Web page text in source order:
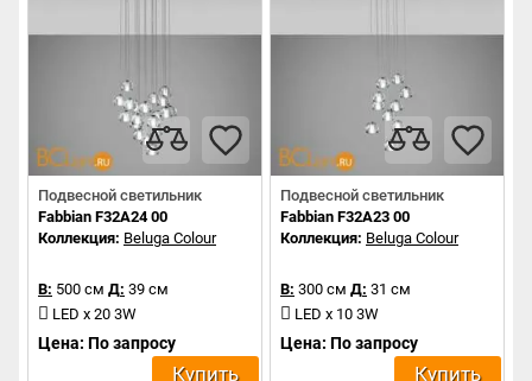
Подвесной светильник
Fabbian F32A24 00
Коллекция: Beluga Colour
В: 500 см Д: 39 см
LED x 20 3W
Цена: По запросу
Купить
Подвесной светильник
Fabbian F32A23 00
Коллекция: Beluga Colour
В: 300 см Д: 31 см
LED x 10 3W
Цена: По запросу
Купить